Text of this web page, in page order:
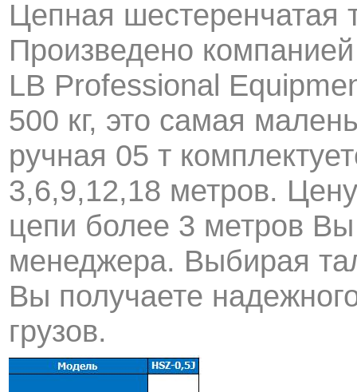
Цепная шестеренчатая
Произведено компанией
LB Professional
500 кг, это самая
ручная 05 т
3,6,9,12,18 метров.
цепи более 3 метров
менеджера. Выбирая
Вы получаете
грузов.